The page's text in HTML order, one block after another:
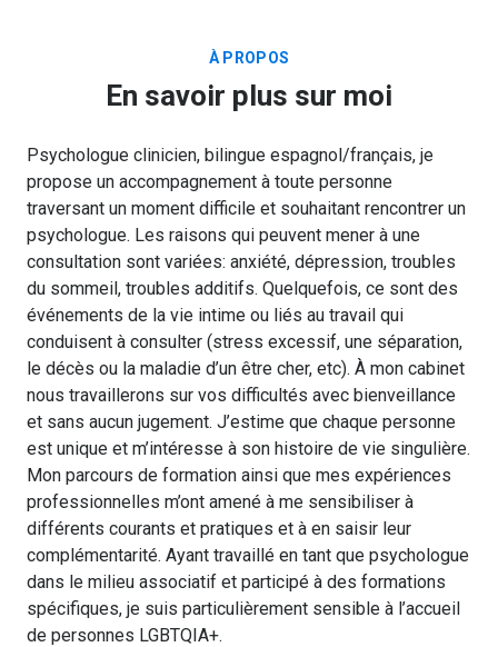
À PROPOS
En savoir plus sur moi
Psychologue clinicien, bilingue espagnol/français, je
propose un accompagnement à toute personne
traversant un moment difficile et souhaitant rencontrer un
psychologue. Les raisons qui peuvent mener à une
consultation sont variées: anxiété, dépression, troubles
du sommeil, troubles additifs. Quelquefois, ce sont des
événements de la vie intime ou liés au travail qui
conduisent à consulter (stress excessif, une séparation,
le décès ou la maladie d’un être cher, etc). À mon cabinet
nous travaillerons sur vos difficultés avec bienveillance
et sans aucun jugement. J’estime que chaque personne
est unique et m’intéresse à son histoire de vie singulière.
Mon parcours de formation ainsi que mes expériences
professionnelles m’ont amené à me sensibiliser à
différents courants et pratiques et à en saisir leur
complémentarité. Ayant travaillé en tant que psychologue
dans le milieu associatif et participé à des formations
spécifiques, je suis particulièrement sensible à l’accueil
de personnes LGBTQIA+.